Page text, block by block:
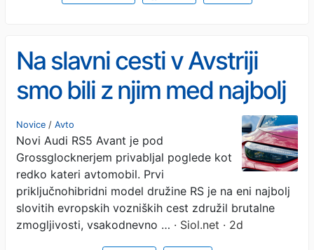
Na slavni cesti v Avstriji
smo bili z njim med najbolj
opaženimi #foto
Novice / Avto
Novi Audi RS5 Avant je pod
Grossglocknerjem privabljal poglede kot
redko kateri avtomobil. Prvi
priključnohibridni model družine RS je na eni najbolj
slovitih evropskih vozniških cest združil brutalne
zmogljivosti, vsakodnevno … · Siol.net · 2d